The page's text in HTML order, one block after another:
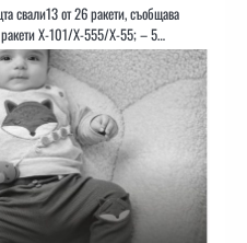
свали13 от 26 ракети, съобщава
X-101/X-555/X-55; – 5…